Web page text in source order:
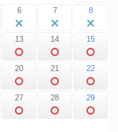
6 7 8
13 14 15
20 21 22
27 28 29